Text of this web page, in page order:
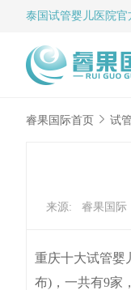
泰国试管婴儿 医院
睿果国际首页 试
来源: 睿果国际
重庆十大试管婴
布)，一共有9家